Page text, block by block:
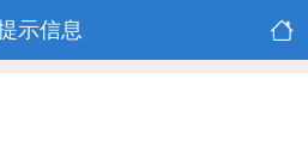
示信息